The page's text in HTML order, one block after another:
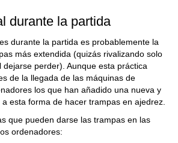
durante la partida
durante la partida es probablemente la
más extendida (quizás rivalizando solo
dejarse perder). Aunque esta práctica
de la llegada de las máquinas de
los que han añadido una nueva y
esta forma de hacer trampas en ajedrez.
que pueden darse las trampas en las
ordenadores: